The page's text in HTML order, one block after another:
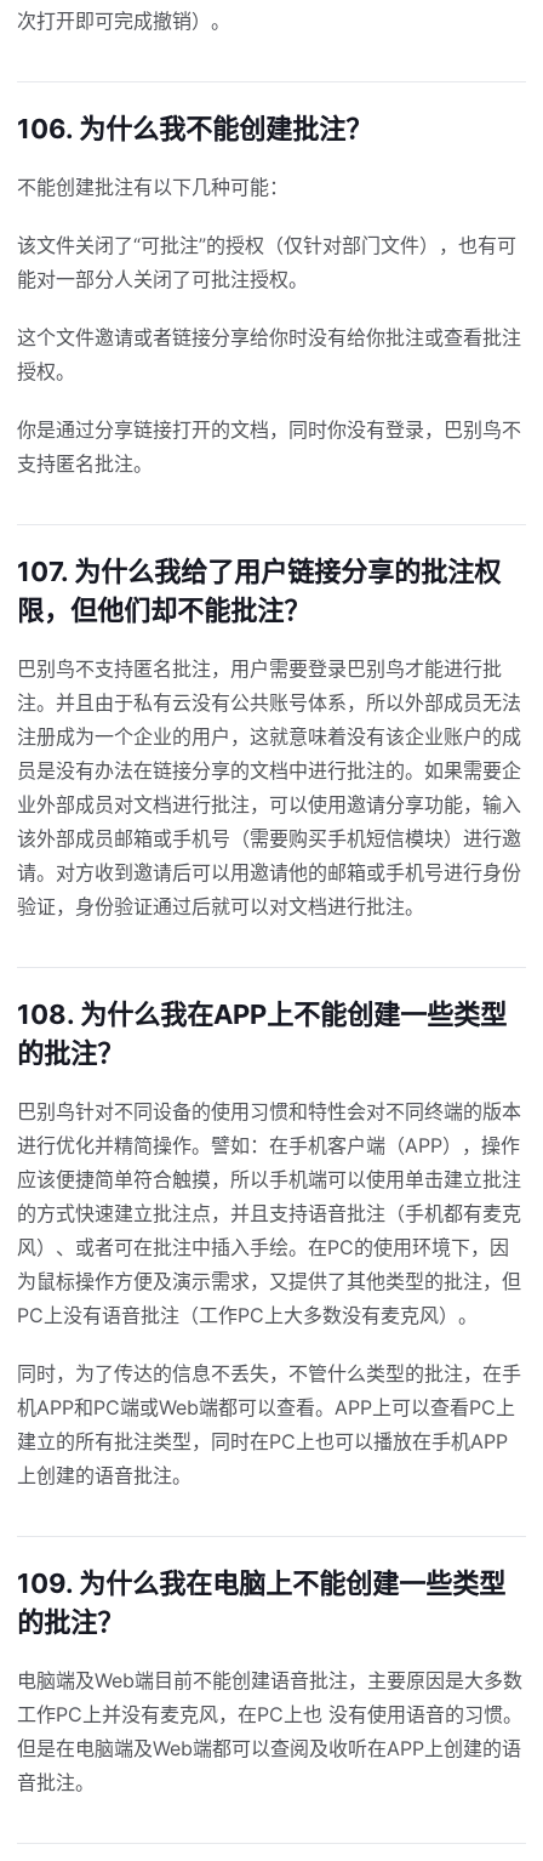
次打开即可完成撤销）。
106. 为什么我不能创建批注？
不能创建批注有以下几种可能：
该文件关闭了“可批注”的授权（仅针对部门文件），也有可
能对一部分人关闭了可批注授权。
这个文件邀请或者链接分享给你时没有给你批注或查看批注
授权。
你是通过分享链接打开的文档，同时你没有登录，巴别鸟不
支持匿名批注。
107. 为什么我给了用户链接分享的批注权
限，但他们却不能批注？
巴别鸟不支持匿名批注，用户需要登录巴别鸟才能进行批
注。并且由于私有云没有公共账号体系，所以外部成员无法
注册成为一个企业的用户，这就意味着没有该企业账户的成
员是没有办法在链接分享的文档中进行批注的。如果需要企
业外部成员对文档进行批注，可以使用邀请分享功能，输入
该外部成员邮箱或手机号（需要购买手机短信模块）进行邀
请。对方收到邀请后可以用邀请他的邮箱或手机号进行身份
验证，身份验证通过后就可以对文档进行批注。
108. 为什么我在APP上不能创建一些类型
的批注？
巴别鸟针对不同设备的使用习惯和特性会对不同终端的版本
进行优化并精简操作。譬如：在手机客户端（APP），操作
应该便捷简单符合触摸，所以手机端可以使用单击建立批注
的方式快速建立批注点，并且支持语音批注（手机都有麦克
风）、或者可在批注中插入手绘。在PC的使用环境下，因
为鼠标操作方便及演示需求，又提供了其他类型的批注，但
PC上没有语音批注（工作PC上大多数没有麦克风）。
同时，为了传达的信息不丢失，不管什么类型的批注，在手
机APP和PC端或Web端都可以查看。APP上可以查看PC上
建立的所有批注类型，同时在PC上也可以播放在手机APP
上创建的语音批注。
109. 为什么我在电脑上不能创建一些类型
的批注？
电脑端及Web端目前不能创建语音批注，主要原因是大多数
工作PC上并没有麦克风，在PC上也 没有使用语音的习惯。
但是在电脑端及Web端都可以查阅及收听在APP上创建的语
音批注。